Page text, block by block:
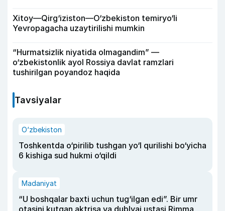
Xitoy—Qirg‘iziston—O‘zbekiston temiryo‘li
Yevropagacha uzaytirilishi mumkin
“Hurmatsizlik niyatida olmagandim” —
o‘zbekistonlik ayol Rossiya davlat ramzlari
tushirilgan poyandoz haqida
Tavsiyalar
O‘zbekiston
Toshkentda o‘pirilib tushgan yo‘l qurilishi bo‘yicha
6 kishiga sud hukmi o‘qildi
Madaniyat
“U boshqalar baxti uchun tug‘ilgan edi”. Bir umr